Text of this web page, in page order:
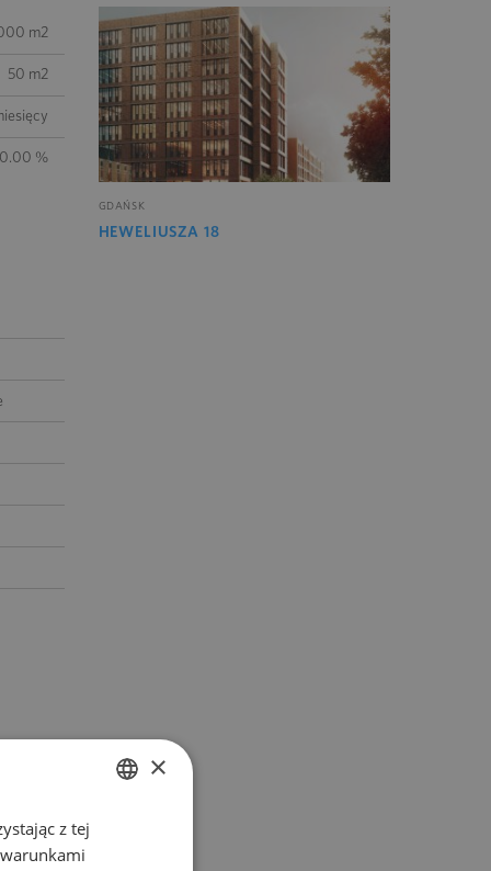
m2
50 m2
%
GDAŃSK
HEWELIUSZA 18
×
z tej